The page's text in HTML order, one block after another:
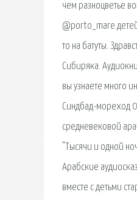
чем разноцветье
@porto_mare
то на батуты.
Сибиряка.
вы узнаете много
Синдбад-мореход
средневековой
"Тысячи и одной
Арабские
вместе с детьми